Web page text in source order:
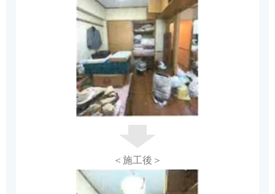
＜施工後＞